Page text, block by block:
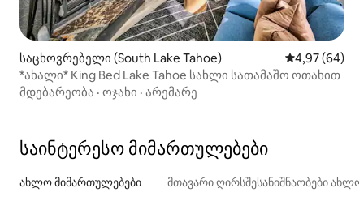
საცხოვრებელი (South Lake Tahoe) საშუალო
4,97 (64)
*ახალი* King Bed Lake Tahoe სახლი სათამაშო ოთახით
მდებარეობა · ოჯახი · არემარე
საინტერესო მიმართულებები
ახლო მიმართულებები მთავარი ღირსშესანიშნაობები